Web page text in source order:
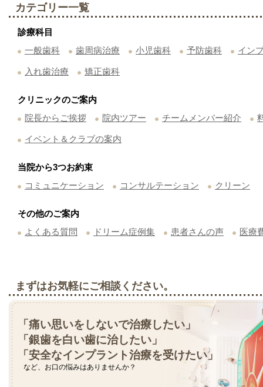
カテゴリー一覧
診療科目
一般歯科
歯周病治療 小児歯科 予防歯科 イン
入れ歯治療 矯正歯科
クリニックのご案内
院長からご挨拶
院内ツアー チームメンバー紹介
イベント＆クラブの案内
当院から3つお約束
コミュニケーション
コンサルテーション クリーン
その他のご案内
よくある質問
ドリーム症例集 患者さんの声 医療
まずはお気軽にご相談ください。
「痛い思いをしないで治療したい」
「銀歯を白い歯に治したい」
「安全なインプラント治療を受けたい」
など、お口の悩みはありませんか？